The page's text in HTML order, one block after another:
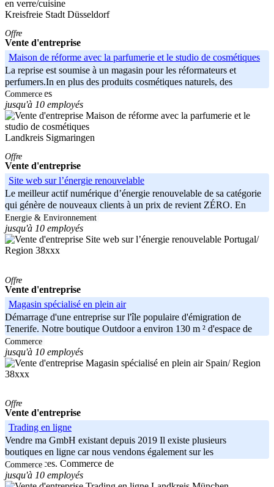
Kreisfreie Stadt Düsseldorf
Offre
Vente d'entreprise
Maison de réforme avec la parfumerie et le studio de cosmétiques
La reprise est soumise à un magasin pour les réformateurs et
perfumers.In en plus des produits cosmétiques naturels, des
cosmétiques
Commerce
jusqu'à 10 employés
Landkreis Sigmaringen
Offre
Vente d'entreprise
Site web sur l’énergie renouvelable
Le meilleur actif numérique d’énergie renouvelable de sa catégorie
qui génère de nouveaux clients à un prix de revient ZÉRO. En
ligne
Energie & Environnement
jusqu'à 10 employés
Portugal/
Region 38xxx
Offre
Vente d'entreprise
Magasin spécialisé en plein air
Démarrage d'une entreprise sur l'île populaire d'émigration de
Tenerife. Notre boutique Outdoor a environ 130 m ² d'espace de
vente, qui
Commerce
jusqu'à 10 employés
Spain/ Region
38xxx
Offre
Vente d'entreprise
Trading en ligne
Vendre ma GmbH existant depuis 2019 Il existe plusieurs
boutiques en ligne car nous vendons également sur les
marketplaces. Commerce de
Commerce
jusqu'à 10 employés